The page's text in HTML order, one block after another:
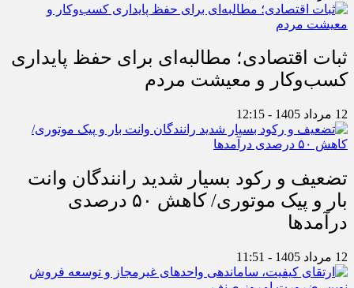
ثبات اقتصادی؛ مطالبه‌ای برای حفظ پایداری
کسب‌وکار و معیشت مردم
12 مرداد 1405 - 12:15
تضعیف و رکود بسیار شدید رانندگان وانت
بار و پیک موتوری/ کاهش ۵۰ درصدی
درآمدها
12 مرداد 1405 - 11:51